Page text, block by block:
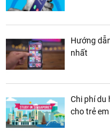
Hướng
nhất
Chi phí du
cho trẻ em